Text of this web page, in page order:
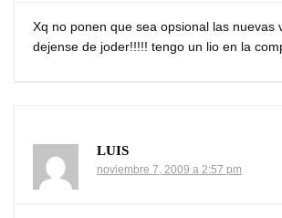
Xq no ponen que sea opsional las nuevas
dejense de joder!!!!! tengo un lio en la
LUIS
noviembre 7, 2009 a 2:57 pm